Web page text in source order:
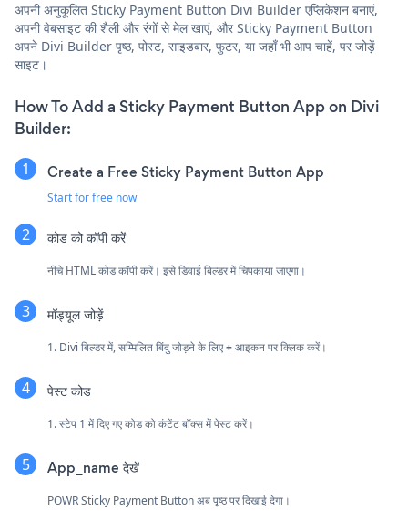
अपनी अनुकूलित Sticky Payment Button Divi Builder एप्लिकेशन बनाएं,
अपनी वेबसाइट की शैली और रंगों से मेल खाएं, और Sticky Payment Button
अपने Divi Builder पृष्ठ, पोस्ट, साइडबार, फुटर, या जहाँ भी आप चाहें, पर जोड़ें
साइट।
How To Add a Sticky Payment Button App on Divi
Builder:
Create a Free Sticky Payment Button App
Start for free now
कोड को कॉपी करें
नीचे HTML कोड कॉपी करें। इसे डिवाई बिल्डर में चिपकाया जाएगा।
मॉड्यूल जोड़ें
1. Divi बिल्डर में, सम्मिलित बिंदु जोड़ने के लिए+आइकन पर क्लिक करें।
पेस्ट कोड
1. स्टेप 1 में दिए गए कोड को कंटेंट बॉक्स में पेस्ट करें।
App_name देखें
POWR Sticky Payment Button अब पृष्ठ पर दिखाई देगा।